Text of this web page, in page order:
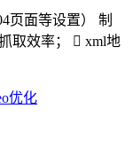
页面等设置） 制
取效率；  xml地
优化